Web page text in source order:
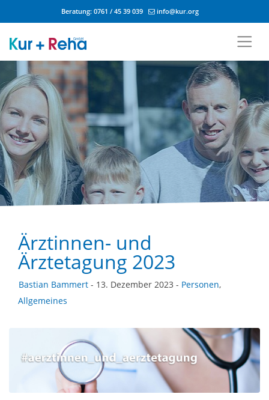
Beratung: 0761 / 45 39 039 info@kur.org
Ärztinnen- und
Ärztetagung 2023
Bastian Bammert - 13. Dezember 2023 - Personen,
Allgemeines